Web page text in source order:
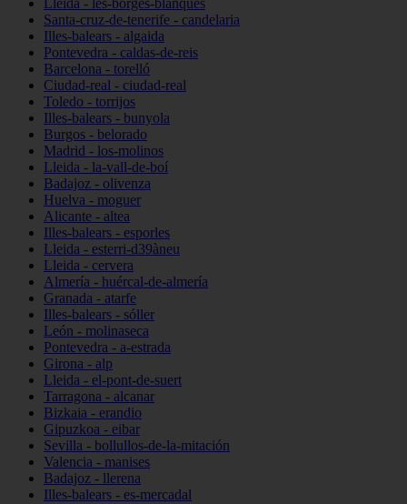
Lleida - les-borges-blanques
Santa-cruz-de-tenerife - candelaria
Illes-balears - algaida
Pontevedra - caldas-de-reis
Barcelona - torelló
Ciudad-real - ciudad-real
Toledo - torrijos
Illes-balears - bunyola
Burgos - belorado
Madrid - los-molinos
Lleida - la-vall-de-boí
Badajoz - olivenza
Huelva - moguer
Alicante - altea
Illes-balears - esporles
Lleida - esterri-d39àneu
Lleida - cervera
Almería - huércal-de-almería
Granada - atarfe
Illes-balears - sóller
León - molinaseca
Pontevedra - a-estrada
Girona - alp
Lleida - el-pont-de-suert
Tarragona - alcanar
Bizkaia - erandio
Gipuzkoa - eibar
Sevilla - bollullos-de-la-mitación
Valencia - manises
Badajoz - llerena
Illes-balears - es-mercadal